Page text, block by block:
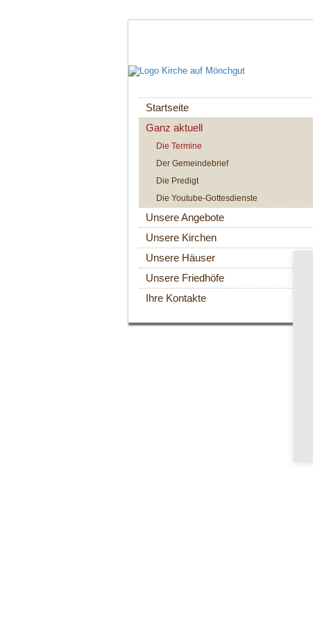
Navigation
überspringen
Startseite
Ganz aktuell
Die Termine
Der Gemeindebrief
Die Predigt
Die Youtube-Gottesdienste
Unsere Angebote
Unsere Kirchen
Unsere Häuser
Unsere Friedhöfe
Ihre Kontakte